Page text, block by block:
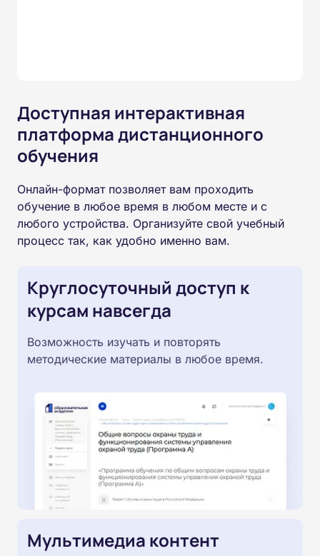
Доступная интерактивная
платформа дистанционного
обучения
Онлайн-формат позволяет вам проходить
обучение в любое время в любом месте и с
любого устройства. Организуйте свой учебный
процесс так, как удобно именно вам.
Круглосуточный доступ к
курсам навсегда
Возможность изучать и повторять
методические материалы в любое время.
Мультимедиа контент